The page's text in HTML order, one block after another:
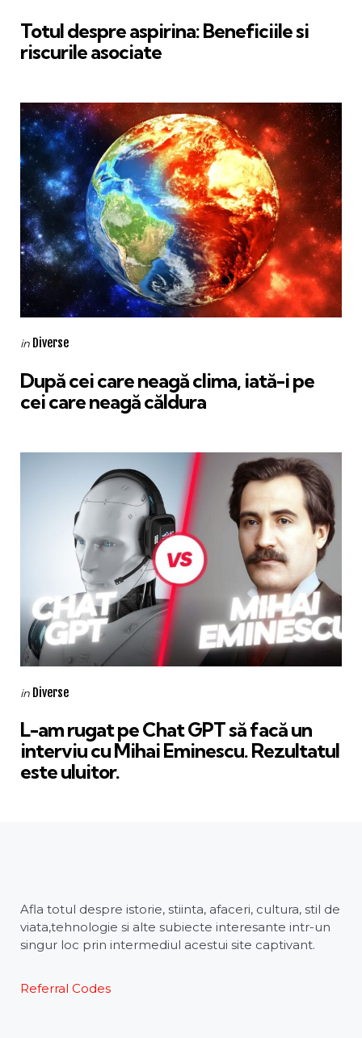
Totul despre aspirina: Beneficiile si
riscurile asociate
Categories
Posted
in Diverse
După cei care neagă clima, iată-i pe
cei care neagă căldura
Categories
Posted
in Diverse
L-am rugat pe Chat GPT să facă un
interviu cu Mihai Eminescu. Rezultatul
este uluitor.
Afla totul despre istorie, stiinta, afaceri, cultura, stil de
viata,tehnologie si alte subiecte interesante intr-un
singur loc prin intermediul acestui site captivant.
Referral Codes